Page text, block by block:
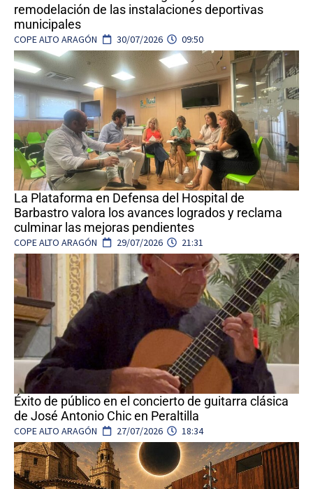
remodelación de las instalaciones deportivas
municipales
COPE ALTO ARAGÓN 30/07/2026 09:50
La Plataforma en Defensa del Hospital de
Barbastro valora los avances logrados y reclama
culminar las mejoras pendientes
COPE ALTO ARAGÓN 29/07/2026 21:31
Éxito de público en el concierto de guitarra clásica
de José Antonio Chic en Peraltilla
COPE ALTO ARAGÓN 27/07/2026 18:34